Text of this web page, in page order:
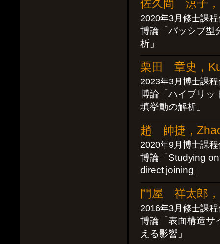
佐久間 涼子，
2020年3月修士課
博論「パッシブ型
析」
栗田 章史，
2023年3月博士課
博論「ハイブリッ
填挙動の解析」
趙 帥捷，
2020年9月博士課
博論「Studying
direct joining」
門屋 祥太郎
2016年3月修士課
博論「表面構造サ
える影響」